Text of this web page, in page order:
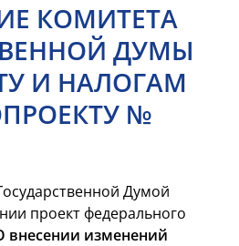
КОМИТЕТА
ДУМЫ
И НАЛОГАМ
№
Думой
проект федерального
внесении изменений